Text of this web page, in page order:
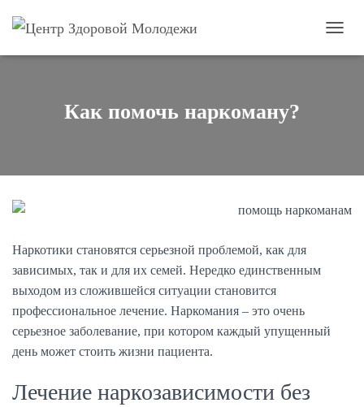
е
т
н
Как помочь наркоману?
Наркотики становятся серьезной проблемой, как для
зависимых, так и для их семей. Нередко единственным
выходом из сложившейся ситуации становится
профессиональное лечение. Наркомания – это очень
серьезное заболевание, при котором каждый упущенный
день может стоить жизни пациента.
Лечение наркозависимости без